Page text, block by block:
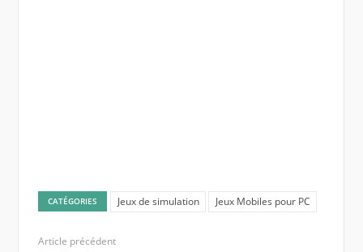
CATÉGORIES Jeux de simulation Jeux Mobiles pour PC
Article précédent